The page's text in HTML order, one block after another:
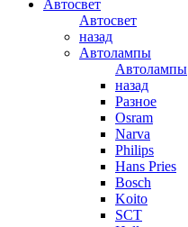
Автосвет
Автосвет
назад
Автолампы
Автолампы
назад
Разное
Osram
Narva
Philips
Hans Pries
Bosch
Koito
SCT